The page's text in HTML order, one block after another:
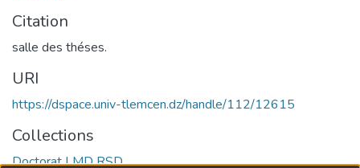
Citation
salle des théses.
URI
https://dspace.univ-tlemcen.dz/handle/112/12615
Collections
Doctorat LMD RSD